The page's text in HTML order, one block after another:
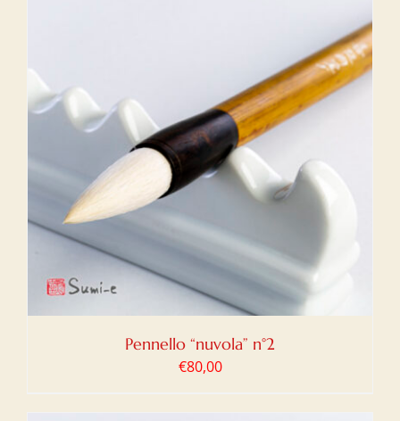
Pennello “nuvola” n°2
€80,00